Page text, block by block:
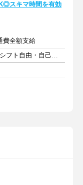
スキマ時間を有効
全額支給
週1日以上 1日2時間以上 シフト自由・自己申告